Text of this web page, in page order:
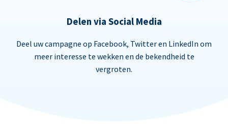
Delen via Social Media
Deel uw campagne op Facebook, Twitter en LinkedIn om
meer interesse te wekken en de bekendheid te
vergroten.